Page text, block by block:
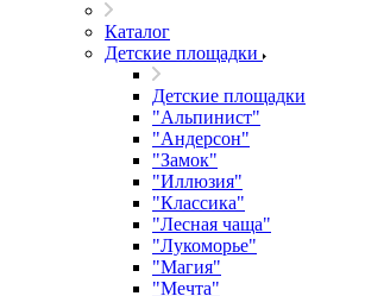
Каталог
Детские площадки
Детские площадки
"Альпинист"
"Андерсон"
"Замок"
"Иллюзия"
"Классика"
"Лесная чаща"
"Лукоморье"
"Магия"
"Мечта"